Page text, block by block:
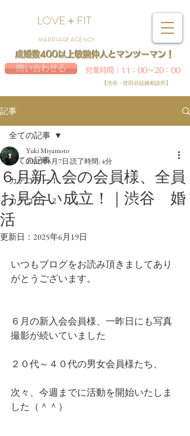
LOVE＋FIT
MARRIAGE AGENCY
問い合わせる
【渋谷・世田谷結婚相談所】
成婚数400以上敏腕仲人とマンツーマン！
営業時間｜11：00～20：00
記事
全ての記事
カテゴリー 1
カテゴリー 2
全ての記事
６月新入会の会員様、全員
お見合い成立！｜渋谷 婚
活
Yuki Miyamoto
2022年6月7日 読了時間: 4分
更新日： 2025年6月19日
いつもブログをお読み頂きましてあり
がとうございます。
６月の新入会会員様、一昨日にも写真
撮影が続いていました
２０代～４０代の男女会員様たち、
次々、今週までに活動を開始いたしま
した（＾＾）